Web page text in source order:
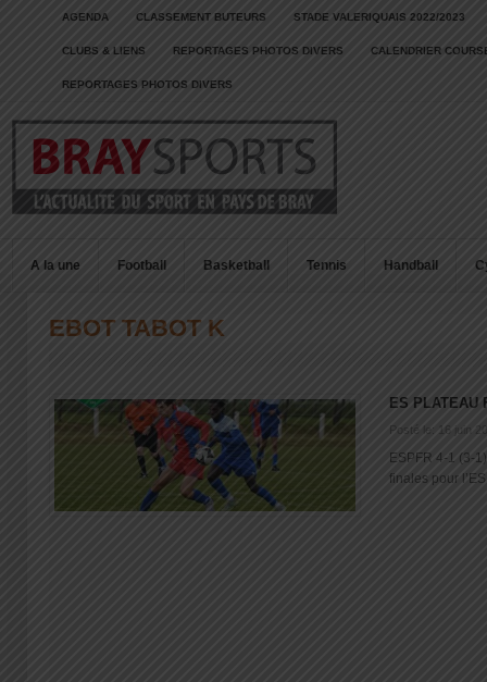
AGENDA CLASSEMENT BUTEURS STADE VALERIQUAIS 2022/2023
CLUBS & LIENS REPORTAGES PHOTOS DIVERS CALENDRIER
REPORTAGES PHOTOS DIVERS
A la une Football Basketball Tennis Handball
EBOT TABOT K
ES PLATEAU
Posté le: 16 juin
ESPFR 4-1 (3-
finales pour